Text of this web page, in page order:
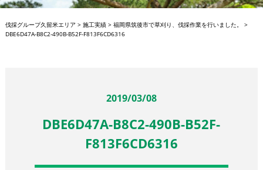
伐採グループ久留米エリア > 施工実績> 福岡県筑後市で草刈り、伐採作業を行いました。
>
DBE6D47A-B8C2-490B-B52F-F813F6CD6316
2019/03/08
DBE6D47A-B8C2-490B-B52F-
F813F6CD6316